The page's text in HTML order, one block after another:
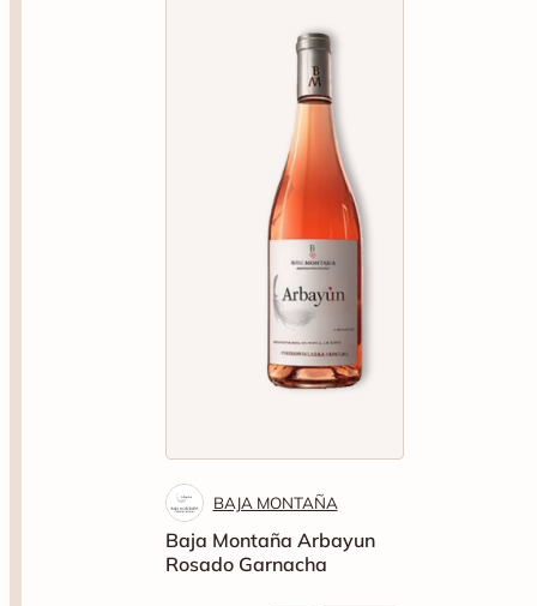
BAJA MONTAÑA
Baja Montaña Arbayun
Rosado Garnacha